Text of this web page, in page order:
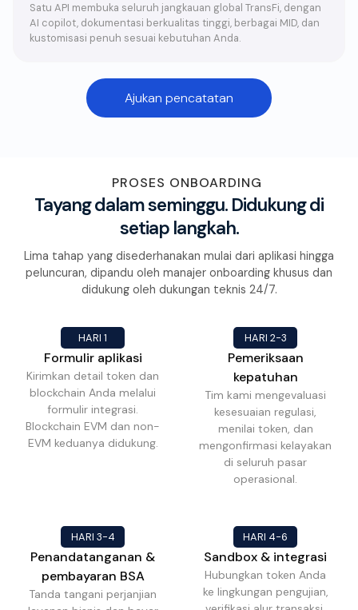
Satu API membuka seluruh jangkauan global TransFi, dengan
AI copilot, dokumentasi berkualitas tinggi, berbagai MID, dan
kustomisasi penuh sesuai kebutuhan Anda.
Ajukan pencatatan
PROSES ONBOARDING
Tayang dalam seminggu. Didukung di
setiap langkah.
Lima tahap yang disederhanakan mulai dari aplikasi hingga
peluncuran, dipandu oleh manajer onboarding khusus dan
didukung oleh dukungan teknis 24/7.
HARI 1
Formulir aplikasi
Kirimkan detail token dan
blockchain Anda melalui
formulir integrasi.
Blockchain EVM dan non-
EVM keduanya didukung.
HARI 2-3
Pemeriksaan
kepatuhan
Tim kami mengevaluasi
kesesuaian regulasi,
menilai token, dan
mengonfirmasi kelayakan
di seluruh pasar
operasional.
HARI 3-4
Penandatanganan &
pembayaran BSA
Tanda tangani perjanjian
HARI 4-6
Sandbox & integrasi
Hubungkan token Anda
ke lingkungan pengujian,